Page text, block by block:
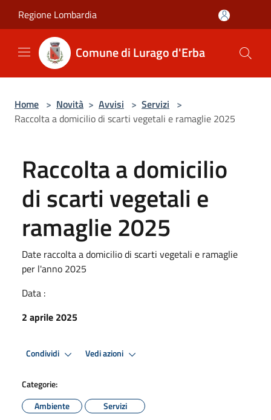
Regione Lombardia
Comune di Lurago d'Erba
Home > Novità > Avvisi > Servizi >
Raccolta a domicilio di scarti vegetali e ramaglie 2025
Raccolta a domicilio
di scarti vegetali e
ramaglie 2025
Date raccolta a domicilio di scarti vegetali e ramaglie
per l'anno 2025
Data :
2 aprile 2025
Condividi Vedi azioni
Categorie:
Ambiente
Servizi